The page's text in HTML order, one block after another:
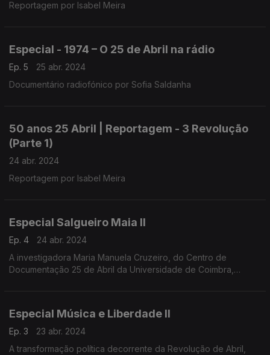
Reportagem por Isabel Meira
Especial - 1974 – O 25 de Abril na rádio
Ep. 5
25 abr. 2024
Documentário radiofónico por Sofia Saldanha
50 anos 25 Abril | Reportagem - 3 Revolução
(Parte 1)
24 abr. 2024
Reportagem por Isabel Meira
Especial Salgueiro Maia II
Ep. 4
24 abr. 2024
A investigadora Maria Manuela Cruzeiro, do Centro de
Documentação 25 de Abril da Universidade de Coimbra,
Especial Música e Liberdade II
Ep. 3
23 abr. 2024
A transformação política decorrente da Revolução de Abril,